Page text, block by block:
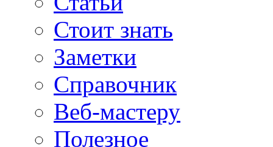
Стоит знать
Заметки
Справочник
Веб-мастеру
Полезное